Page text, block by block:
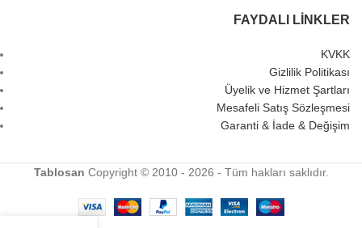
FAYDALI LINKLER
KVKK
Gizlilik Politikası
Üyelik ve Hizmet Şartları
Mesafeli Satış Sözleşmesi
Garanti & İade & Değişim
Tablosan Copyright © 2010 - 2026 - Tüm hakları saklıdır.